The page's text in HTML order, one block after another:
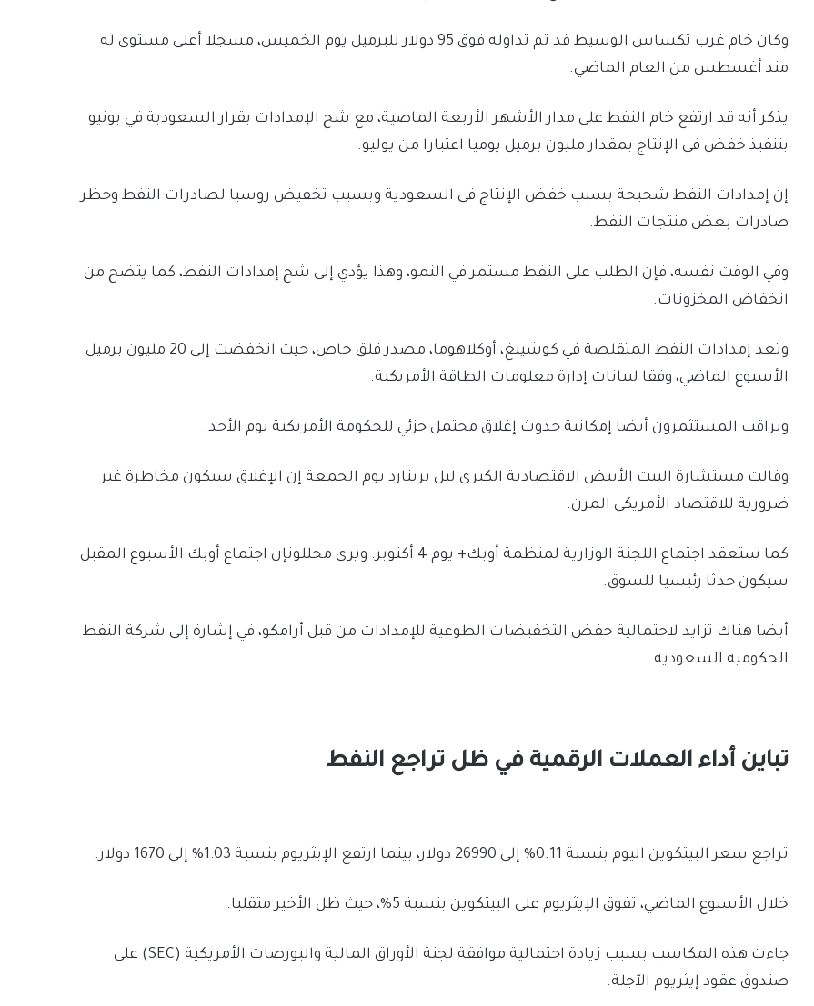
وكان خام غرب تكساس الوسيط قد تم تداوله فوق 95 دولار للبرميل يوم الخميس، مسجلا أعلى مستوى له
منذ أغسطس من العام الماضي.
يذكر أنه قد ارتفع خام النفط على مدار الأشهر الأربعة الماضية، مع شح الإمدادات بقرار السعودية في يونيو
بتنفيذ خفض في الإنتاج بمقدار مليون برميل يوميا اعتبارا من يوليو.
إن إمدادات النفط شحيحة بسبب خفض الإنتاج في السعودية وبسبب تخفيض روسيا لصادرات النفط وحظر
صادرات بعض منتجات النفط.
وفي الوقت نفسه، فإن الطلب على النفط مستمر في النمو، وهذا يؤدي إلى شح إمدادات النفط، كما يتضح من
انخفاض المخزونات.
وتعد إمدادات النفط المتقلصة في كوشينغ، أوكلاهوما، مصدر قلق خاص، حيث انخفضت إلى 20 مليون برميل
الأسبوع الماضي، وفقا لبيانات إدارة معلومات الطاقة الأمريكية.
ويراقب المستثمرون أيضا إمكانية حدوث إغلاق محتمل جزئي للحكومة الأمريكية يوم الأحد.
وقالت مستشارة البيت الأبيض الاقتصادية الكبرى ليل برينارد يوم الجمعة إن الإغلاق سيكون مخاطرة غير
ضرورية للاقتصاد الأمريكي المرن.
كما ستعقد اجتماع اللجنة الوزارية لمنظمة أوبك+ يوم 4 أكتوبر. ويرى محللونإن اجتماع أوبك الأسبوع المقبل
سيكون حدثا رئيسيا للسوق.
أيضا هناك تزايد لاحتمالية خفض التخفيضات الطوعية للإمدادات من قبل أرامكو، في إشارة إلى شركة النفط
الحكومية السعودية.
تباين أداء العملات الرقمية في ظل تراجع النفط
تراجع سعر البيتكوين اليوم بنسبة 0.11% إلى 26990 دولار، بينما ارتفع الإيثريوم بنسبة 1.03% إلى 1670 دولار.
خلال الأسبوع الماضي، تفوق الإيثريوم على البيتكوين بنسبة 5%، حيث ظل الأخير متقلبا.
جاءت هذه المكاسب بسبب زيادة احتمالية موافقة لجنة الأوراق المالية والبورصات الأمريكية (SEC) على
صندوق عقود إيثريوم الآجلة.